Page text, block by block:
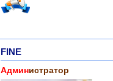
FINE
Администратор